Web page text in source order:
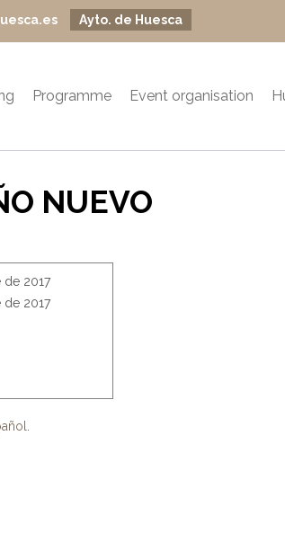
Ayto. de Huesca
Programme Event organisation
NUEVO
de 2017
de 2017